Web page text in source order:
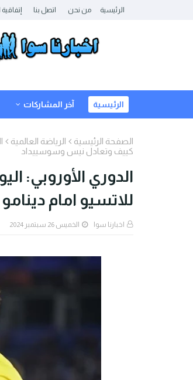
الرئيسية من نحن اتصل بنا
الرئيسية آخر المشاركات
الصفحة الرئيسية الرياضة العالمية
كييف وتعادل نيس وسوسييداد
الدوري الأوروبي:
للاتسيو امام
اخبارنا سوا الخميس 26 سبتمبر 2024